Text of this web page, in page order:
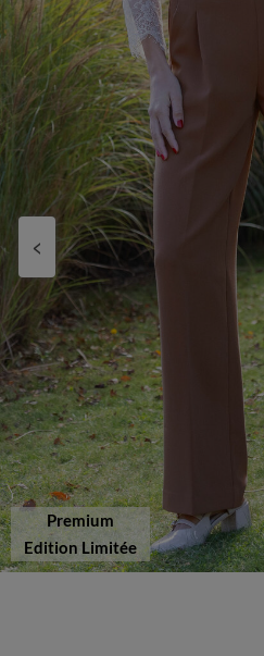
Premium
Edition Limitée